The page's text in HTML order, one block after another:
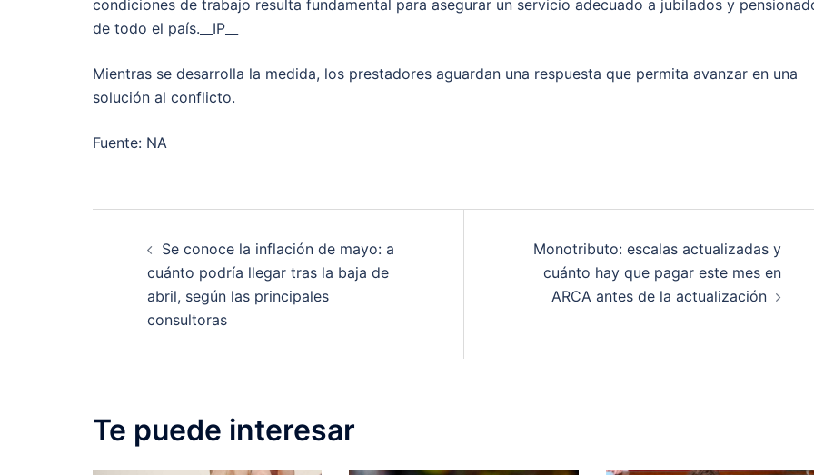
condiciones de trabajo resulta fundamental para asegurar un servicio adecuado a jubilados y
de todo el país.__IP__
Mientras se desarrolla la medida, los prestadores aguardan una respuesta que permita avanzar en una
solución al conflicto.
Fuente: NA
navigation
Se conoce la inflación de mayo: a
cuánto podría llegar tras la baja de
abril, según las principales
consultoras
Monotributo: escalas actualizadas y
cuánto hay que pagar este mes en
ARCA antes de la actualización
Te puede interesar